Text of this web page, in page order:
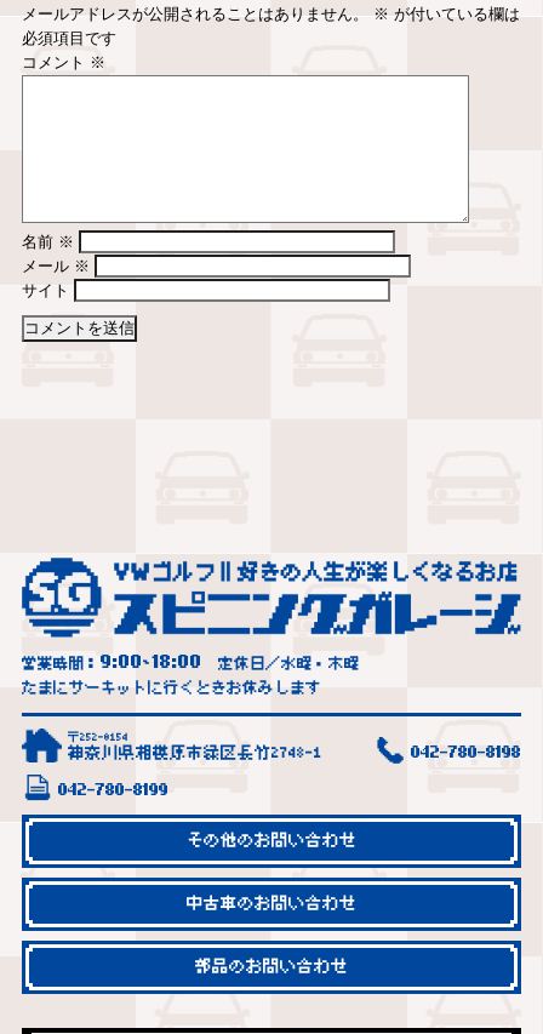
メールアドレスが公開されることはありません。 ※が付いている欄は
必須項目です
コメント ※
名前 ※
メール ※
サイト
営業時間： 9:00~18:00
定休日／水曜・木曜
たまにサーキットに行くときお休みします
〒252-0154
神奈川県相模原市緑区長竹2748-1 042-780-8198
042-780-8199
その他のお問い合わせ
中古車のお問い合わせ
部品のお問い合わせ